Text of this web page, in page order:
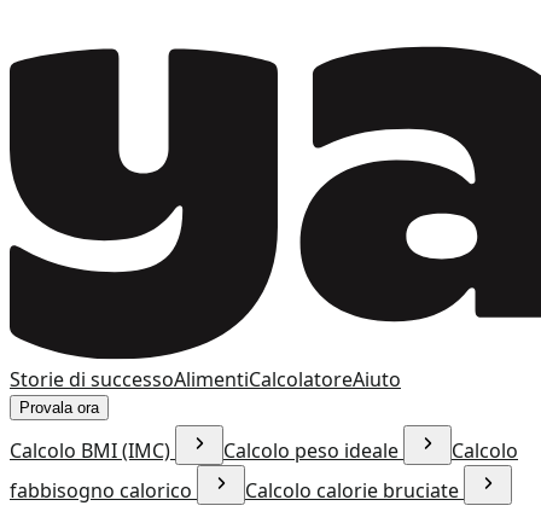
Storie di successoAlimentiCalcolatoreAiuto
Provala ora
Calcolo BMI (IMC) Calcolo peso ideale
Calcolo
fabbisogno calorico
Calcolo calorie bruciate